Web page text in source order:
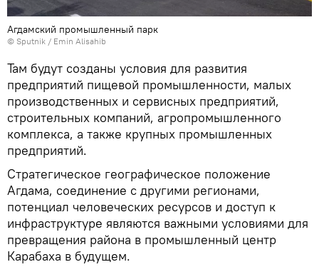
Агдамский промышленный парк
© Sputnik / Emin Alisahib
Там будут созданы условия для развития
предприятий пищевой промышленности, малых
производственных и сервисных предприятий,
строительных компаний, агропромышленного
комплекса, а также крупных промышленных
предприятий.
Стратегическое географическое положение
Агдама, соединение с другими регионами,
потенциал человеческих ресурсов и доступ к
инфраструктуре являются важными условиями для
превращения района в промышленный центр
Карабаха в будущем.